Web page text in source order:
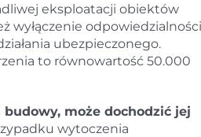
eksploatacji obiektów
wyłączenie odpowiedzialności
ubezpieczonego.
to równowartość 50.000
może dochodzić jej
wytoczenia